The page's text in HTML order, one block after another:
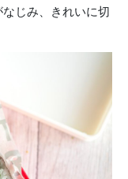
じみ、きれいに切